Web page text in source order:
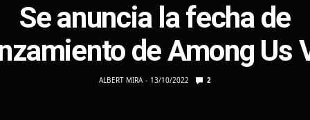
Se anuncia la fecha de
de Among Us
ALBERT MIRA 13/10/2022 2